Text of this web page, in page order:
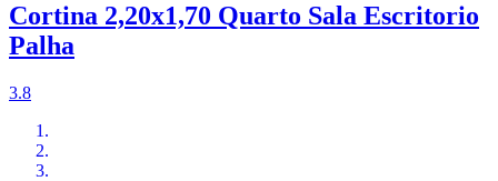
Cortina 2,20x1,70 Quarto Sala Escritorio
Palha
3.8